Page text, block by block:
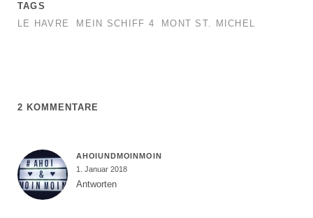
TAGS
LE HAVRE
MEIN SCHIFF 4 MONT ST. MICHEL
2 KOMMENTARE
AHOIUNDMOINMOIN
1. Januar 2018
Antworten